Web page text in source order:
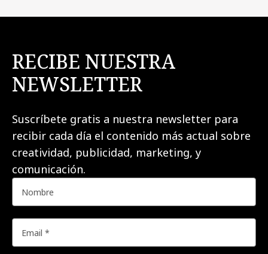
RECIBE NUESTRA
NEWSLETTER
Suscríbete gratis a nuestra newsletter para
recibir cada día el contenido más actual sobre
creatividad, publicidad, marketing, y
comunicación.